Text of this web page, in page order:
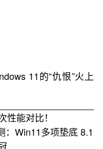
11的“仇恨”火上